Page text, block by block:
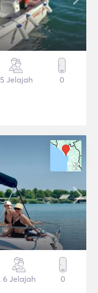
5 Jelajah 0
6 Jelajah 0